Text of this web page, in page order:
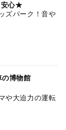
安心★
ズパーク！音や
博物館
や大迫力の運転